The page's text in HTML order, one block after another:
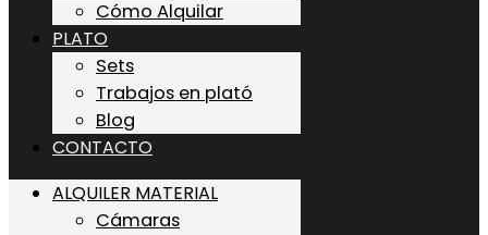
Cómo Alquilar
PLATO
Sets
Trabajos en plató
Blog
CONTACTO
ALQUILER MATERIAL
Cámaras